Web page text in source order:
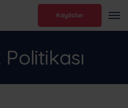
Kaydolun
Politikası